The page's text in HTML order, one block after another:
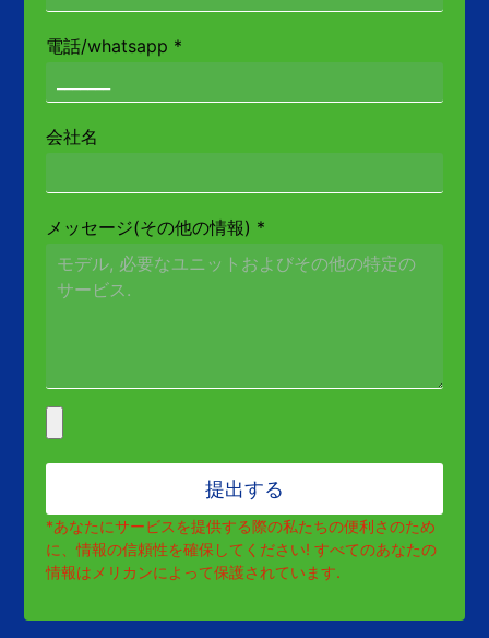
電話/whatsapp *
会社名
メッセージ(その他の情報) *
提出する
*あなたにサービスを提供する際の私たちの便利さのため
に、情報の信頼性を確保してください! すべてのあなたの
情報はメリカンによって保護されています.